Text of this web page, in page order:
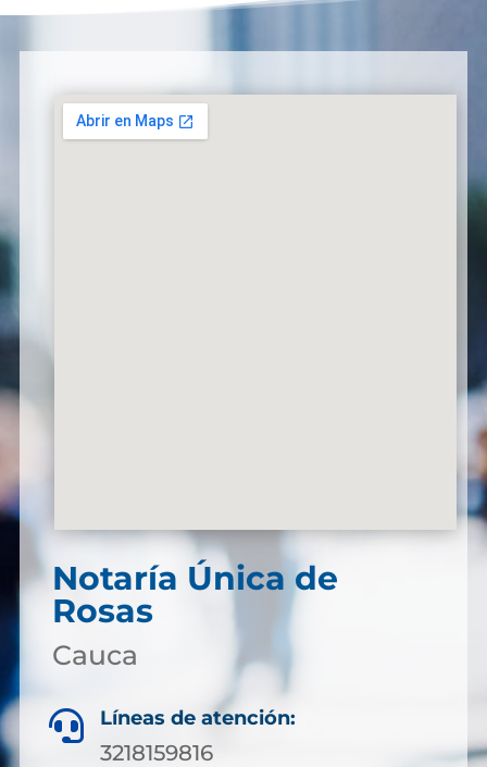
Notaría Única de
Rosas
Cauca
 Líneas de atención:
3218159816